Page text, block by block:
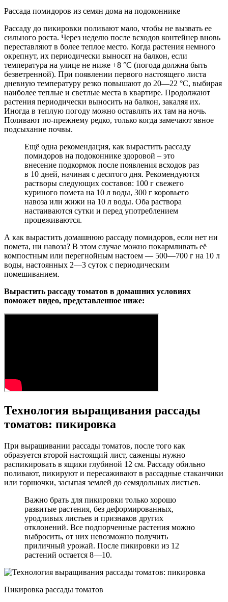
Рассада помидоров из семян дома на подоконнике
Рассаду до пикировки поливают мало, чтобы не вызвать ее
сильного роста. Через неделю после всходов контейнер вновь
переставляют в более теплое место. Когда растения немного
окрепнут, их периодически выносят на балкон, если
температура на улице не ниже +8 °С (погода должна быть
безветренной). При появлении первого настоящего листа
дневную температуру резко повышают до 20—22 °С, выбирая
наиболее теплые и светлые места в квартире. Продолжают
растения периодически выносить на балкон, закаляя их.
Иногда в теплую погоду можно оставлять их там на ночь.
Поливают по-прежнему редко, только когда замечают явное
подсыхание почвы.
Ещё одна рекомендация, как вырастить рассаду
помидоров на подоконнике здоровой – это
внесение подкормок после появления всходов раз
в 10 дней, начиная с десятого дня. Рекомендуются
растворы следующих составов: 100 г свежего
куриного помета на 10 л воды, 300 г коровьего
навоза или жижи на 10 л воды. Оба раствора
настаиваются сутки и перед употреблением
процеживаются.
А как вырастить домашнюю рассаду помидоров, если нет ни
помета, ни навоза? В этом случае можно покармливать её
компостным или перегнойным настоем — 500—700 г на 10 л
воды, настоянных 2—3 суток с периодическим
помешиванием.
Вырастить рассаду томатов в домашних условиях
поможет видео, представленное ниже:
Технология выращивания рассады
томатов: пикировка
При выращивании рассады томатов, после того как
образуется второй настоящий лист, саженцы нужно
распикировать в ящики глубиной 12 см. Рассаду обильно
поливают, пикируют и пересаживают в рассадные стаканчики
или горшочки, засыпая землей до семядольных листьев.
Важно брать для пикировки только хорошо
развитые растения, без деформированных,
уродливых листьев и признаков других
отклонений. Все подпорченные растения можно
выбросить, от них невозможно получить
приличный урожай. После пикировки из 12
растений остается 8—10.
Пикировка рассады томатов